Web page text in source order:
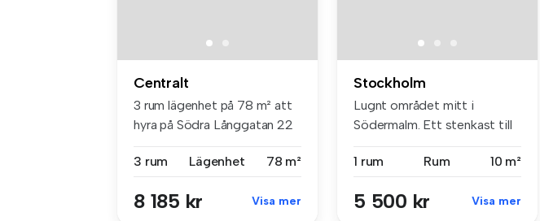
Centralt
3 rum lägenhet på 78 m² att
hyra på Södra Långgatan 22
3 rum
Lägenhet 78 m²
8 185 kr Visa mer
Stockholm
Lugnt området mitt i
Södermalm. Ett stenkast till
1 rum
Rum 10 m²
5 500 kr Visa mer